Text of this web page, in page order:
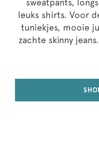
leuks shirts. Voor
tuniekjes, mooie
zachte skinny